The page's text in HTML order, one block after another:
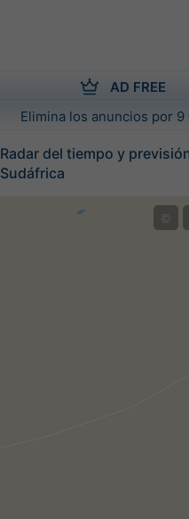
AD FREE
Elimina los anuncios por 9
Radar del tiempo y
Sudáfrica
©